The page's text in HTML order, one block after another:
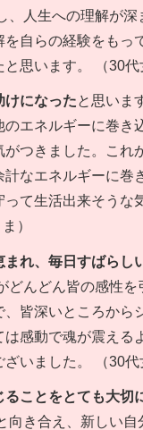
、人生への理解が深
を自らの経験をもっ
と思います。 （30
けになったと思いま
のエネルギーに巻き
がつきました。これ
計なエネルギーに巻
て生活出来そうな
）
まれ、毎日すばらし
どんどん皆の感性を
、皆深いところから
は感動で魂が震える
ざいました。 （30
ることをとても大切
向き合え、新しい自